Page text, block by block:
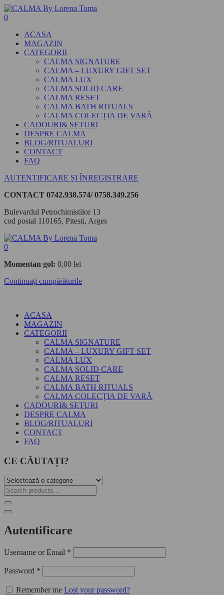
0
ACASA
MAGAZIN
CATEGORII
CALMA SIGNATURE
CALMA – LUXURY GIFT SET
CALMA LUX
CALMA SOLID CARE
CALMA RESET
CALMA BATH RITUALS
CALMA COLECȚIA DE VARĂ
CADOURI& SETURI
DESPRE CALMA
BLOG/RITUALURI
CONTACT
FAQ
AUTENTIFICARE ȘI ÎNREGISTRARE
CONTACT 0742.938.574/ 0758.349.256
Bulevardul Petrochimistilor 13
cod postal 110165, Pitesti, Arges
0
Momentan gol: 0,00 lei
Continuați cumpărăturile
ACASA
MAGAZIN
CATEGORII
CALMA SIGNATURE
CALMA – LUXURY GIFT SET
CALMA LUX
CALMA SOLID CARE
CALMA RESET
CALMA BATH RITUALS
CALMA COLECȚIA DE VARĂ
CADOURI& SETURI
DESPRE CALMA
BLOG/RITUALURI
CONTACT
FAQ
CE CĂUTAȚI?
Autentificare
Username or Email *
Password *
Remember me Lost your password?